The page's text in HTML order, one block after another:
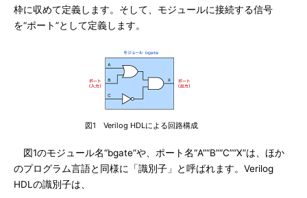
枠に収めて定義します。そして、モジュールに接続する信号
を“ポート”として定義します。
図1 Verilog HDLによる回路構成
図1のモジュール名“bgate”や、ポート名“A”“B”“C”“X”は、ほか
のプログラム言語と同様に「識別子」と呼ばれます。Verilog
HDLの識別子は、